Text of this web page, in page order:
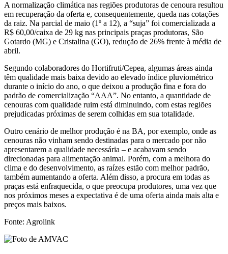
A normalização climática nas regiões produtoras de cenoura resultou
em recuperação da oferta e, consequentemente, queda nas cotações
da raiz. Na parcial de maio (1º a 12), a “suja” foi comercializada a
R$ 60,00/caixa de 29 kg nas principais praças produtoras, São
Gotardo (MG) e Cristalina (GO), redução de 26% frente à média de
abril.
Segundo colaboradores do Hortifruti/Cepea, algumas áreas ainda
têm qualidade mais baixa devido ao elevado índice pluviométrico
durante o início do ano, o que deixou a produção fina e fora do
padrão de comercialização “AAA”. No entanto, a quantidade de
cenouras com qualidade ruim está diminuindo, com estas regiões
prejudicadas próximas de serem colhidas em sua totalidade.
Outro cenário de melhor produção é na BA, por exemplo, onde as
cenouras não vinham sendo destinadas para o mercado por não
apresentarem a qualidade necessária – e acabavam sendo
direcionadas para alimentação animal. Porém, com a melhora do
clima e do desenvolvimento, as raízes estão com melhor padrão,
também aumentando a oferta. Além disso, a procura em todas as
praças está enfraquecida, o que preocupa produtores, uma vez que
nos próximos meses a expectativa é de uma oferta ainda mais alta e
preços mais baixos.
Fonte: Agrolink